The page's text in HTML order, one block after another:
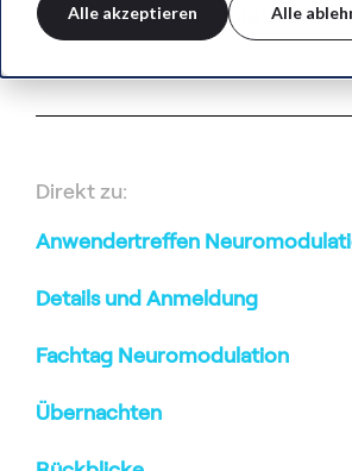
Alle akzeptieren Alle
Neuromodulation am
Direkt zu:
Anwendertreffen
Details und Anmeldung
Fachtag Neuromodulation
Übernachten